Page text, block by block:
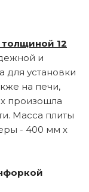
толщиной 12
и
для установки
на печи,
произошла
Масса плиты
- 400 мм х